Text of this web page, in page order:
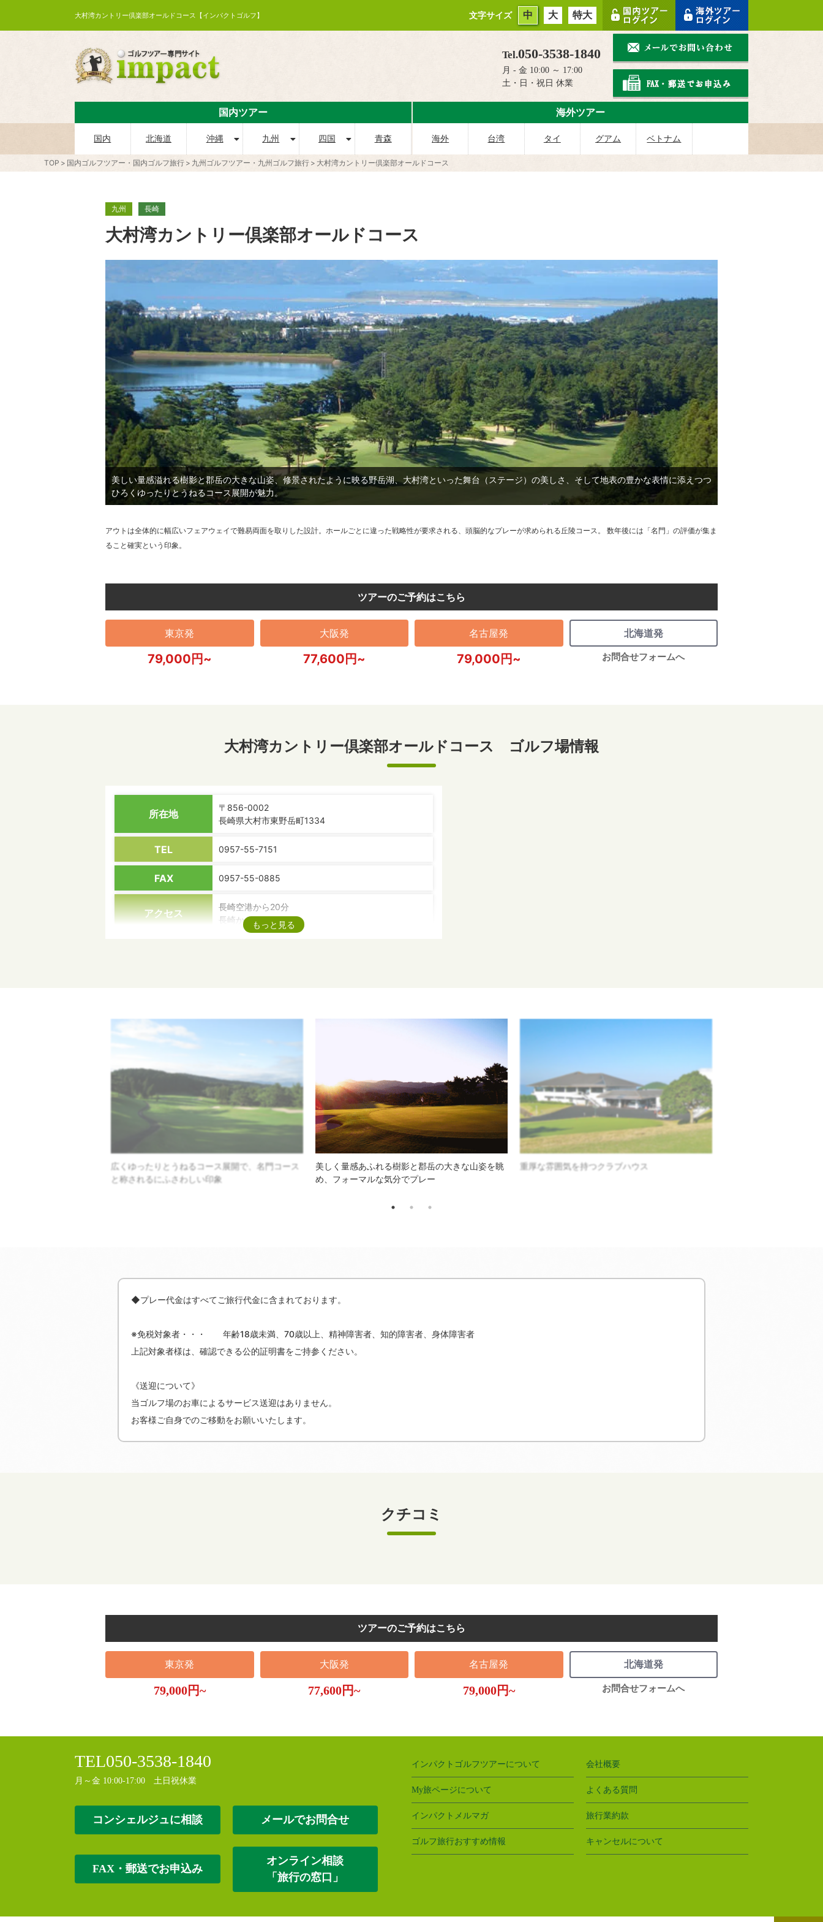
大村湾カントリー倶楽部オールドコース【インパクトゴルフ】 文字サイズ 中 大 特大
Tel.050-3538-1840
月 - 金 10:00 ～ 17:00
土・日・祝日 休業
国内ツアー
国内 北海道 沖縄 九州 四国 青森
海外ツアー
海外 台湾 タイ グアム ベトナム
TOP 国内ゴルフツアー・国内ゴルフ旅行 九州ゴルフツアー・九州ゴルフ旅行 大村湾カントリー倶楽部オールドコース
九州 長崎
大村湾カントリー倶楽部オールドコース
美しい量感溢れる樹影と郡岳の大きな山姿、修景されたように映る野岳湖、大村湾といった舞台（ステージ）の美しさ、そして地表の豊かな表情に添えつつ
ひろくゆったりとうねるコース展開が魅力。
アウトは全体的に幅広いフェアウェイで難易両面を取りした設計。ホールごとに違った戦略性が要求される、頭脳的なプレーが求められる丘陵コース。 数年後には「名門」の評価が集ま
ること確実という印象。
ツアーのご予約はこちら
東京発
79,000円~
大阪発
77,600円~
名古屋発
79,000円~
北海道発
お問合せフォームへ
大村湾カントリー倶楽部オールドコース ゴルフ場情報
所在地
〒856-0002
長崎県大村市東野岳町1334
TEL 0957-55-7151
FAX 0957-55-0885
アクセス
長崎空港から20分
長崎から50分
開催トーナメント
可（悪天候時は不可）
もっと見る
広くゆったりとうねるコース展開で、名門コース
と称されるにふさわしい印象
美しく量感あふれる樹影と郡岳の大きな山姿を眺
め、フォーマルな気分でプレー
重厚な雰囲気を持つクラブハウス
◆プレー代金はすべてご旅行代金に含まれております。
※免税対象者・・・ 年齢18歳未満、70歳以上、精神障害者、知的障害者、身体障害者
上記対象者様は、確認できる公的証明書をご持参ください。
《送迎について》
当ゴルフ場のお車によるサービス送迎はありません。
お客様ご自身でのご移動をお願いいたします。
クチコミ
ツアーのご予約はこちら
東京発
79,000円~
大阪発
77,600円~
名古屋発
79,000円~
北海道発
お問合せフォームへ
TEL050-3538-1840
月～金 10:00-17:00 土日祝休業
コンシェルジュに相談 メールでお問合せ
FAX・郵送でお申込み
オンライン相談
「旅行の窓口」
インパクトゴルフツアーについて
My旅ページについて
インパクトメルマガ
ゴルフ旅行おすすめ情報
会社概要
よくある質問
旅行業約款
キャンセルについて